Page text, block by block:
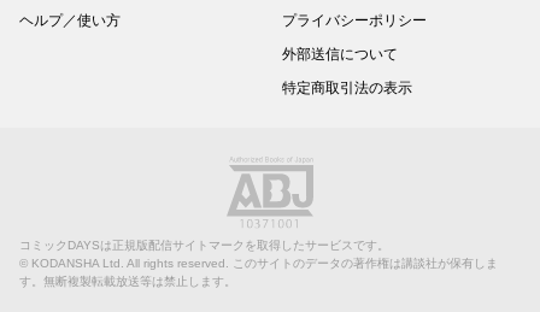
ヘルプ／使い方
プライバシーポリシー
外部送信について
特定商取引法の表示
コミックDAYSは正規版配信サイトマークを取得したサービスです。
© KODANSHA Ltd. All rights reserved. このサイトのデータの著作権は講談社が保有しま
す。無断複製転載放送等は禁止します。